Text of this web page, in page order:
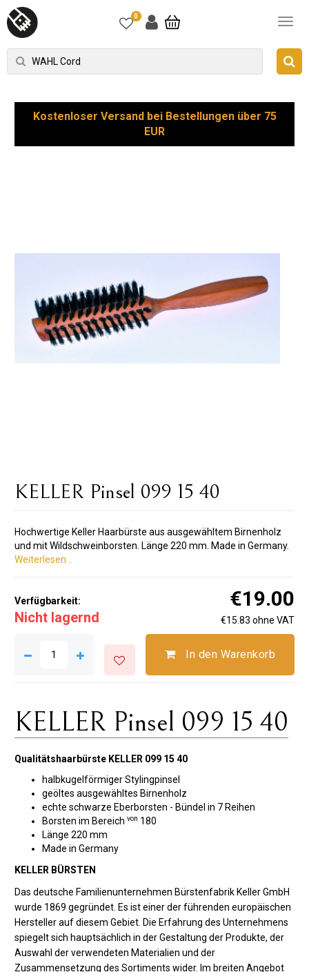
0
Kostenloser Versand bei Bestellungen über 75
EUR
KELLER Pinsel 099 15 40
Hochwertige Keller Haarbürste aus ausgewähltem Birnenholz
und mit Wildschweinborsten. Länge 220 mm. Made in Germany.
Weiterlesen ..
Verfügbarkeit:
Nicht lagernd
€19.00
€15.83 ohne VAT
In den Warenkorb
KELLER Pinsel 099 15 40
Qualitätshaarbürste KELLER 099 15 40
halbkugelförmiger Stylingpinsel
geöltes ausgewähltes Birnenholz
echte schwarze Eberborsten - Bündel in 7 Reihen
Borsten im Bereich von 180
Länge 220 mm
Made in Germany
KELLER BÜRSTEN
Das deutsche Familienunternehmen Bürstenfabrik Keller GmbH
wurde 1869 gegründet. Es ist einer der führenden europäischen
Hersteller auf diesem Gebiet. Die Erfahrung des Unternehmens
spiegelt sich hauptsächlich in der Gestaltung der Produkte, der
Auswahl der verwendeten Materialien und der
Zusammensetzung des Sortiments wider. Im breiten Angebot